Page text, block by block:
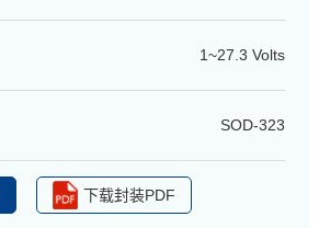
1~27.3 Volts
SOD-323
下载封装PDF